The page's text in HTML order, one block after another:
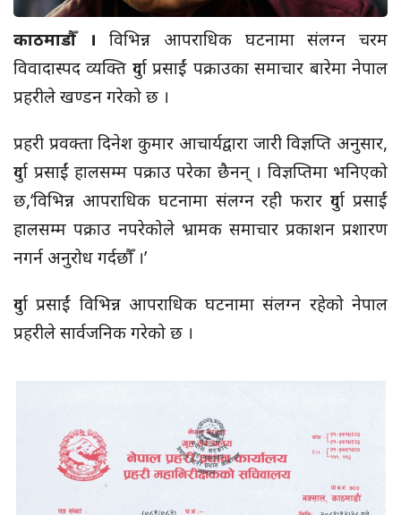
काठमाडौँ । विभिन्न आपराधिक घटनामा संलग्न चरम
विवादास्पद व्यक्ति दुर्गा प्रसाईं पक्राउका समाचार बारेमा नेपाल
प्रहरीले खण्डन गरेको छ ।
प्रहरी प्रवक्ता दिनेश कुमार आचार्यद्वारा जारी विज्ञप्ति अनुसार,
दुर्गा प्रसाईं हालसम्म पक्राउ परेका छैनन् । विज्ञप्तिमा भनिएको
छ,‘विभिन्न आपराधिक घटनामा संलग्न रही फरार दुर्गा प्रसाईं
हालसम्म पक्राउ नपरेकोले भ्रामक समाचार प्रकाशन प्रशारण
नगर्न अनुरोध गर्दछौँ ।’
दुर्गा प्रसाईं विभिन्न आपराधिक घटनामा संलग्न रहेको नेपाल
प्रहरीले सार्वजनिक गरेको छ ।